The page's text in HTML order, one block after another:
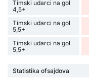
Timski udarci na gol
4,5+
Timski udarci na gol
5,5+
Timski udarci na gol
5,5+
Statistika ofsajdova